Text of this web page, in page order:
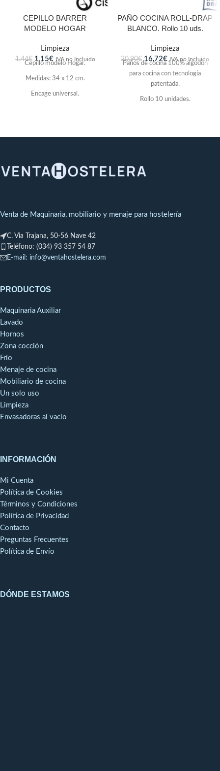
CEPILLO BARRER
MODELO HOGAR
Limpieza
1,44€ 1,15€ IVA no Incluido
Cepillo modelo Hogar.
Medidas: 34 x 12 cm.
Encage universal.
PAÑO COCINA ROLL-DRAP
BLANCO. Rollo 10 uds.
Limpieza
20,90€ 16,72€ IVA no Incluido
Paños de cocina 100% algodón
para cocina con tecnología
patentada.
Rollo 10 unidades.
acumula gérmenes.
Venta de Maquinaria, mobiliario y menaje para hostelería
C. Via Trajana, 50-56 Nave 42
Teléfono: (034) 93 357 54 87
E-mail: info@ventahostelera.com
PRODUCTOS
Maquinaria Auxiliar
Lavado
Hornos
Zona cocción
Frío
Menaje de cocina
Mobiliario de cocina
Un solo uso
Limpieza
Envasadoras al vacío
INFORMACIÓN
Mi Cuenta
Política de Cookies
Términos y Condiciones
Política de Privacidad
Contacto
Preguntas Frecuentes
Política de Envío
DÓNDE ESTAMOS